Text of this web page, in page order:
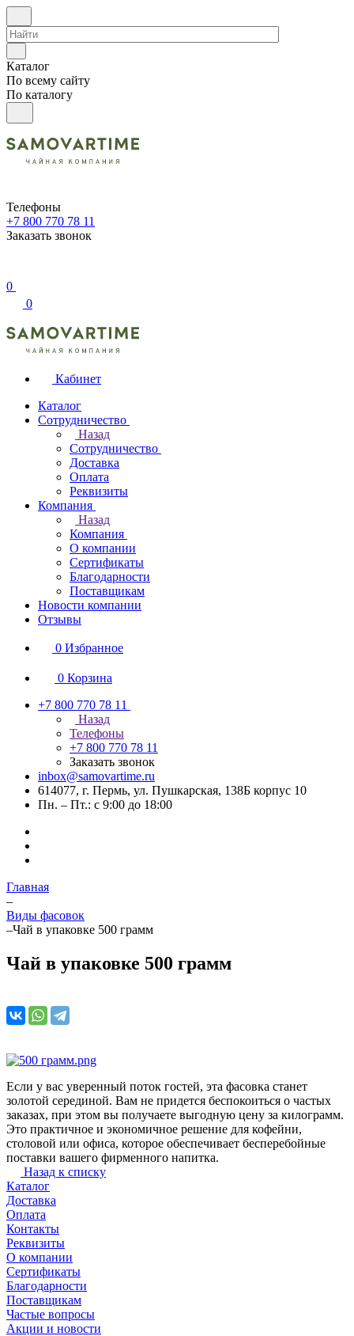
Каталог
По всему сайту
По каталогу
Телефоны
+7 800 770 78 11
Заказать звонок
0
0
Кабинет
Каталог
Сотрудничество
Назад
Сотрудничество
Доставка
Оплата
Реквизиты
Компания
Назад
Компания
О компании
Сертификаты
Благодарности
Поставщикам
Новости компании
Отзывы
0 Избранное
0 Корзина
+7 800 770 78 11
Назад
Телефоны
+7 800 770 78 11
Заказать звонок
inbox@samovartime.ru
614077, г. Пермь, ул. Пушкарская, 138Б корпус 10
Пн. – Пт.: с 9:00 до 18:00
Главная
–
Виды фасовок
–Чай в упаковке 500 грамм
Чай в упаковке 500 грамм
Если у вас уверенный поток гостей, эта фасовка станет
золотой серединой. Вам не придется беспокоиться о частых
заказах, при этом вы получаете выгодную цену за килограмм.
Это практичное и экономичное решение для кофейни,
столовой или офиса, которое обеспечивает бесперебойные
поставки вашего фирменного напитка.
Назад к списку
Каталог
Доставка
Оплата
Контакты
Реквизиты
О компании
Сертификаты
Благодарности
Поставщикам
Частые вопросы
Акции и новости